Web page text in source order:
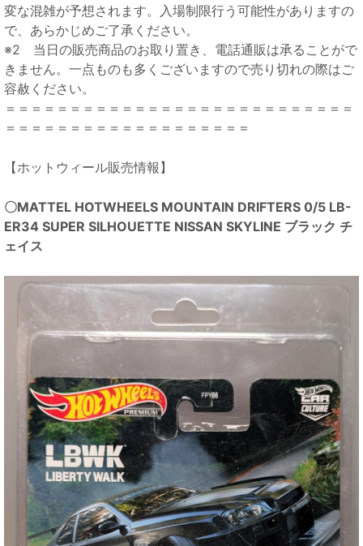
変な混雑が予想されます。入場制限行う可能性がありますの
で、あらかじめご了承ください。
※2 当日の販売商品のお取り置き、電話通販は承ることがで
きません。一点ものも多くございますので売り切れの際はご
容赦ください。
＝＝＝＝＝＝＝＝＝＝＝＝＝＝＝＝＝＝＝＝＝＝＝＝＝＝＝
＝＝＝＝＝＝＝＝＝＝＝＝＝＝＝＝＝＝＝
【ホットウィール販売情報】
〇MATTEL HOTWHEELS MOUNTAIN DRIFTERS 0/5 LB-
ER34 SUPER SILHOUETTE NISSAN SKYLINE ブラック チ
ェイス